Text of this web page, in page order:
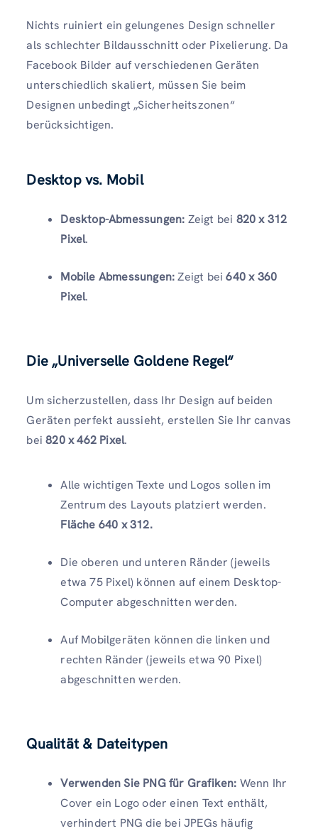
Nichts ruiniert ein gelungenes Design schneller
als schlechter Bildausschnitt oder Pixelierung. Da
Facebook Bilder auf verschiedenen Geräten
unterschiedlich skaliert, müssen Sie beim
Designen unbedingt „Sicherheitszonen“
berücksichtigen.
Desktop vs. Mobil
Desktop-Abmessungen: Zeigt bei 820 x 312
Pixel.
Mobile Abmessungen:Zeigt bei640 x 360
Pixel.
Die „Universelle Goldene Regel“
Um sicherzustellen, dass Ihr Design auf beiden
Geräten perfekt aussieht, erstellen Sie Ihr canvas
bei820 x 462 Pixel.
Alle wichtigen Texte und Logos sollen im
Zentrum des Layouts platziert werden.
Fläche 640 x 312.
Die oberen und unteren Ränder (jeweils
etwa 75 Pixel) können auf einem Desktop-
Computer abgeschnitten werden.
Auf Mobilgeräten können die linken und
rechten Ränder (jeweils etwa 90 Pixel)
abgeschnitten werden.
Qualität & Dateitypen
Verwenden Sie PNG für Grafiken: Wenn Ihr
Cover ein Logo oder einen Text enthält,
verhindert PNG die bei JPEGs häufig